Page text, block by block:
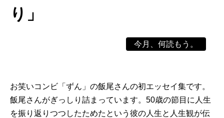
り」
今月、何読もう。
お笑いコンビ「ずん」の飯尾さんの初エッセイ集です。
飯尾さんがぎっしり詰まっています。50歳の節目に人生
を振り返りつつしたためたという彼の人生と人生観が伝